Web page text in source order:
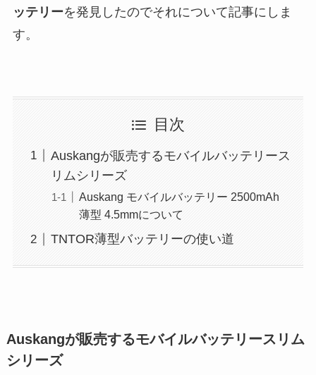
ッテリーを発見したのでそれについて記事にしま
す。
目次
Auskangが販売するモバイルバッテリース
リムシリーズ
Auskang モバイルバッテリー 2500mAh
薄型 4.5mmについて
TNTOR薄型バッテリーの使い道
Auskangが販売するモバイルバッテリースリム
シリーズ